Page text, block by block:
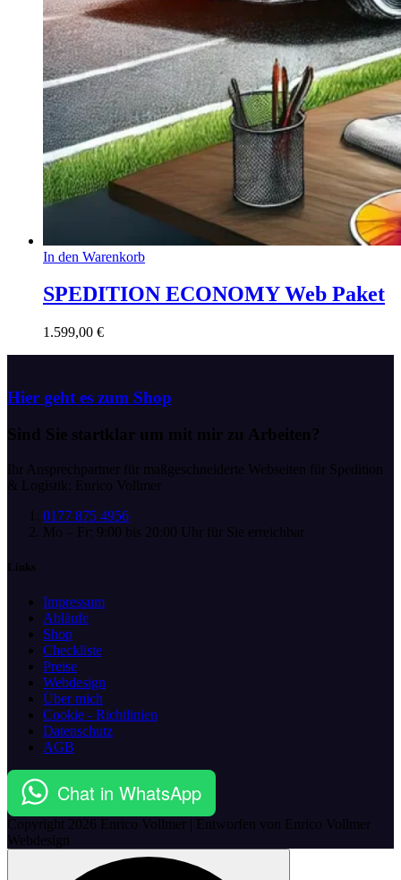
In den Warenkorb
SPEDITION ECONOMY Web Paket
1.599,00 €
Hier geht es zum Shop
Sind Sie startklar um mit mir zu Arbeiten?
Ihr Ansprechpartner für maßgeschneiderte Webseiten für Spedition
& Logistik: Enrico Vollmer
0177 875 4956
Mo – Fr: 9:00 bis 20:00 Uhr für Sie erreichbar
Links
Impressum
Abläufe
Shop
Checkliste
Preise
Webdesign
Über mich
Cookie - Richtlinien
Datenschutz
AGB
Chat in WhatsApp
Copyright 2026 Enrico Vollmer | Entworfen von Enrico Vollmer
Webdesign